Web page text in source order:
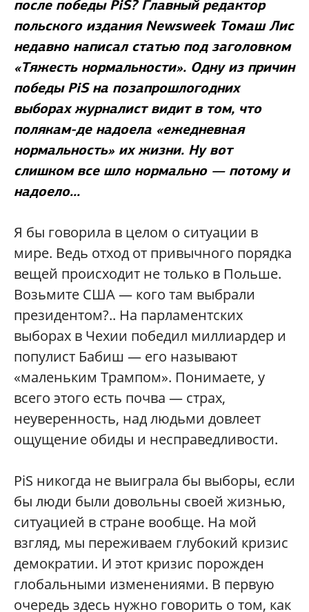
после победы PiS? Главный редактор
польского издания Newsweek Томаш Лис
недавно написал статью под заголовком
«Тяжесть нормальности». Одну из причин
победы PiS на позапрошлогодних
выборах журналист видит в том, что
полякам-де надоела «ежедневная
нормальность» их жизни. Ну вот
слишком все шло нормально — потому и
надоело...
Я бы говорила в целом о ситуации в
мире. Ведь отход от привычного порядка
вещей происходит не только в Польше.
Возьмите США — кого там выбрали
президентом?.. На парламентских
выборах в Чехии победил миллиардер и
популист Бабиш — его называют
«маленьким Трампом». Понимаете, у
всего этого есть почва — страх,
неуверенность, над людьми довлеет
ощущение обиды и несправедливости.
PiS никогда не выиграла бы выборы, если
бы люди были довольны своей жизнью,
ситуацией в стране вообще. На мой
взгляд, мы переживаем глубокий кризис
демократии. И этот кризис порожден
глобальными изменениями. В первую
очередь здесь нужно говорить о том, как